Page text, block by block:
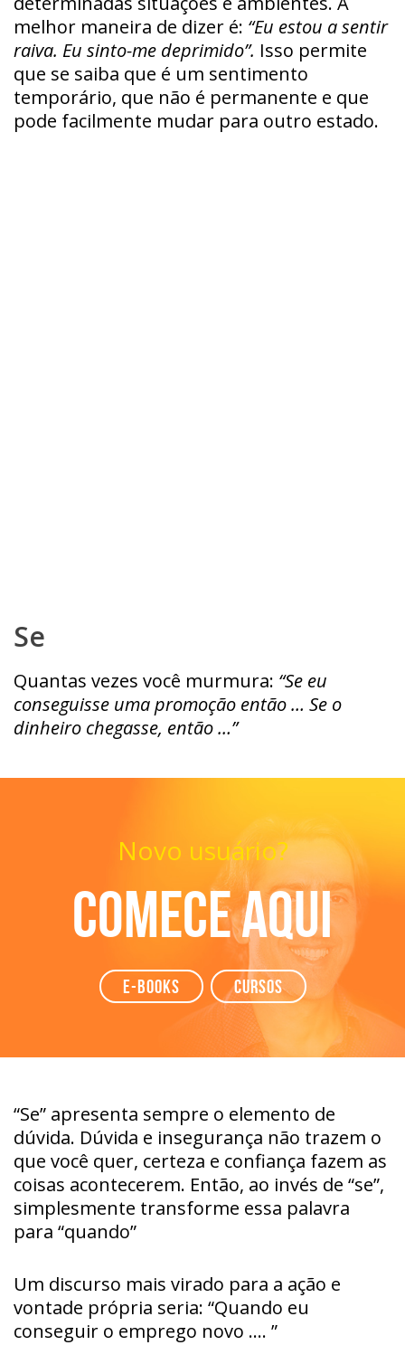
melhor maneira de dizer é: “Eu estou a sentir
raiva. Eu sinto-me deprimido”. Isso permite
que se saiba que é um sentimento
temporário, que não é permanente e que
pode facilmente mudar para outro estado.
Se
Quantas vezes você murmura: “Se eu
conseguisse uma promoção então … Se o
dinheiro chegasse, então …”
Novo usuário?
Comece aqui
e-books Cursos
“Se” apresenta sempre o elemento de
dúvida. Dúvida e insegurança não trazem o
que você quer, certeza e confiança fazem as
coisas acontecerem. Então, ao invés de “se”,
simplesmente transforme essa palavra
para “quando”
Um discurso mais virado para a ação e
vontade própria seria: “Quando eu
conseguir o emprego novo …. ”